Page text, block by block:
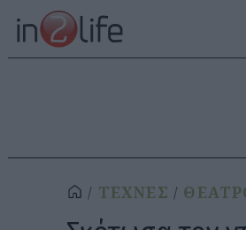
ΤΕΧΝΕΣ